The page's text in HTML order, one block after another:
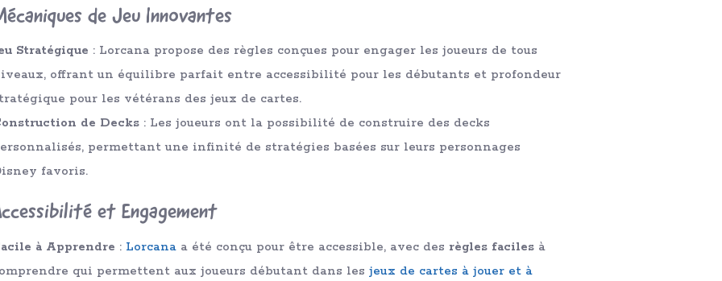
de Jeu Innovantes
Stratégique : Lorcana propose des règles conçues pour engager les joueurs de tous
offrant un équilibre parfait entre accessibilité pour les débutants et profondeur
pour les vétérans des jeux de cartes.
de Decks : Les joueurs ont la possibilité de construire des decks
permettant une infinité de stratégies basées sur leurs personnages
favoris.
et Engagement
à Apprendre : Lorcana a été conçu pour être accessible, avec des règles faciles à
qui permettent aux joueurs débutant dans les jeux de cartes à jouer et à